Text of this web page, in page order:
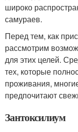
широко
самураев.
Перед тем, как
рассмотрим
для этих целей.
тех, которые
проживания,
предпочитают
Зантоксилиум